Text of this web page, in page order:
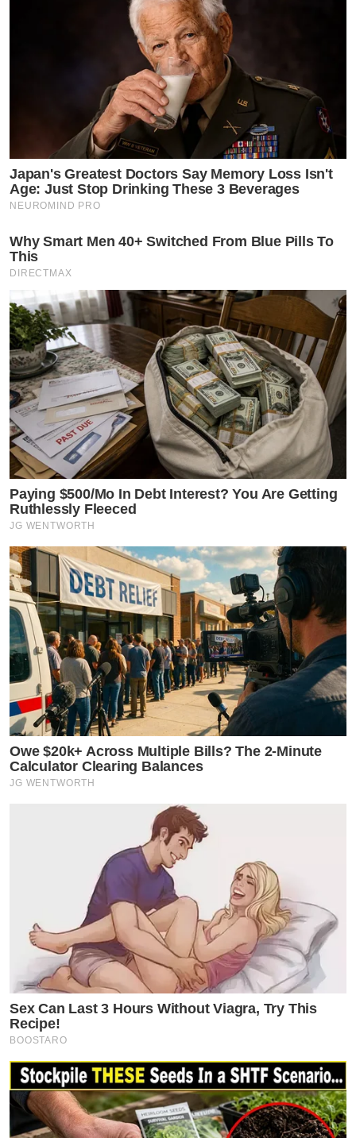
Japan's Greatest Doctors Say Memory Loss Isn't
Age: Just Stop Drinking These 3 Beverages
NEUROMIND PRO
Why Smart Men 40+ Switched From Blue Pills To
This
DIRECTMAX
Paying $500/Mo In Debt Interest? You Are Getting
Ruthlessly Fleeced
JG WENTWORTH
Owe $20k+ Across Multiple Bills? The 2-Minute
Calculator Clearing Balances
JG WENTWORTH
Sex Can Last 3 Hours Without Viagra, Try This
Recipe!
BOOSTARO